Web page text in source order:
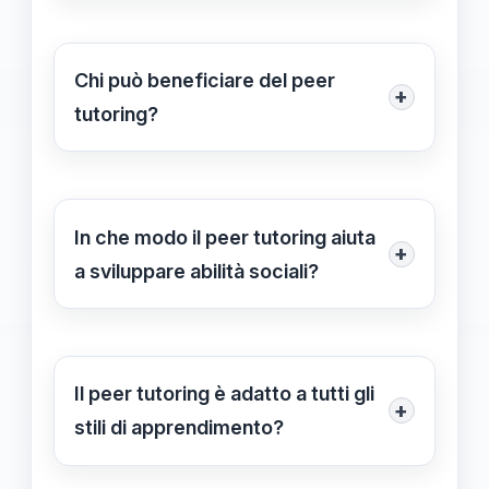
gruppo, attività one-to-one, o
integrazione di modelli di
Chi può beneficiare del peer
tutoring?
+
Tutti gli studenti possono trarre
scuola elementare fino all'università.
In particolare, è utile per gli studenti
In che modo il peer tutoring aiuta
a sviluppare abilità sociali?
+
Il peer tutoring incoraggia la
collaborazione. Gli studenti
apprendono a riconoscere le
Il peer tutoring è adatto a tutti gli
stili di apprendimento?
+
Sì, il peer tutoring è altamente